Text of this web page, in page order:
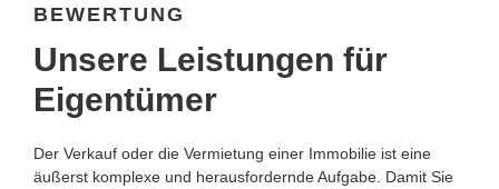
BEWERTUNG
Unsere Leistungen für
Eigentümer
Der Verkauf oder die Vermietung einer Immobilie ist eine
äußerst komplexe und herausfordernde Aufgabe. Damit Sie